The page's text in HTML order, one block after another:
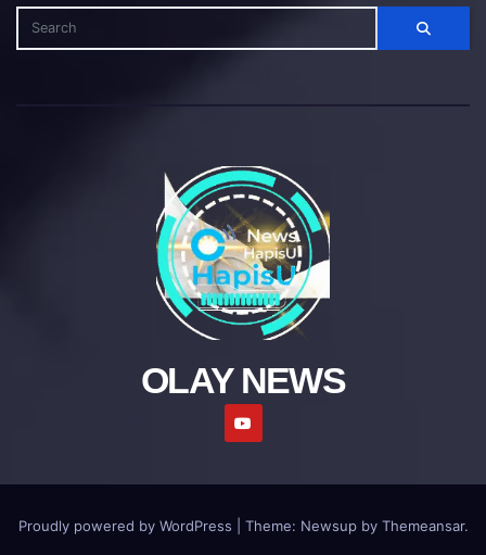
OLAY NEWS
Proudly powered by WordPress Theme: Newsup by Themeansar.